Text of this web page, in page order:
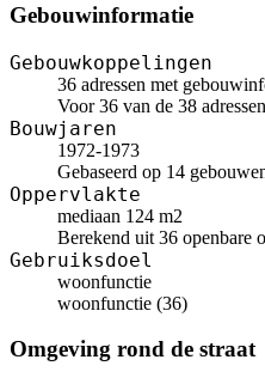
Gebouwinformatie
Gebouwkoppelingen
36 adressen met
Voor 36 van de 38
Bouwjaren
1972-1973
Gebaseerd op 14
Oppervlakte
mediaan 124 m2
Berekend uit 36 openbare
Gebruiksdoel
woonfunctie
woonfunctie (36)
Omgeving rond de straat